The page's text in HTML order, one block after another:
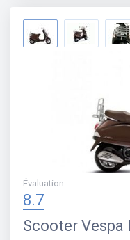
Évaluation:
8.7
Scooter Vespa